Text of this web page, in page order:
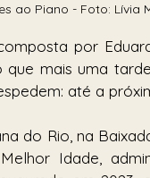
ao Piano - Foto: Lívia
por
que mais uma
até a
do Rio, na
Idade,